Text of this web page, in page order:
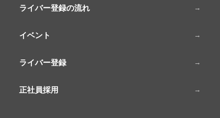
ライバー登録の流れ
イベント
ライバー登録
正社員採用